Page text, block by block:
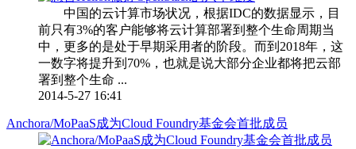
中国的云计算市场状况，根据IDC的数据显示，目
前只有3%的客户能够将云计算部署到整个生命周期当
中，更多的是处于早期采用者的阶段。而到2018年，这
一数字将提升到70%，也就是说大部分企业都将把云部
署到整个生命 ...
2014-5-27 16:41
Anchora/MoPaaS成为Cloud Foundry基金会首批成员